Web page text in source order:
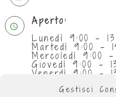
Gestisci
Aperto:
Lunedì 9:00 -
Martedì 9:00 -
Mercoledì 9:00 -
Giovedì 9:00 -
Venerdì 9:00 -